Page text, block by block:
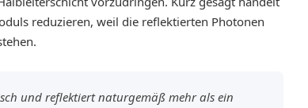
reduzieren, weil die reflektierten Photonen
und reflektiert naturgemäß mehr als ein